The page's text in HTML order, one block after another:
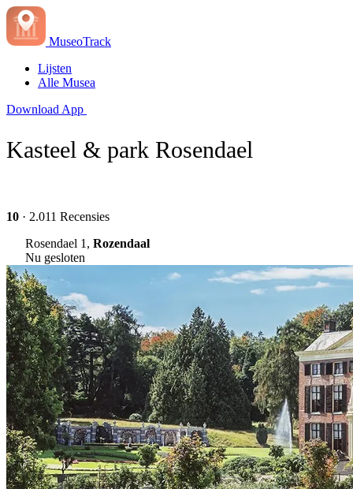
MuseoTrack
Lijsten
Alle Musea
Download App
Kasteel & park Rosendael
10 · 2.011 Recensies
Rosendael 1, Rozendaal
Nu gesloten